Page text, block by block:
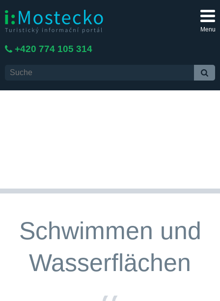
Menu
+420 774 105 314
Schwimmen und
Wasserflächen